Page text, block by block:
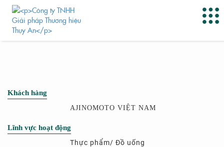
Khách hàng
AJINOMOTO VIỆT NAM
Lĩnh vực hoạt động
Thực phẩm/ Đồ uống